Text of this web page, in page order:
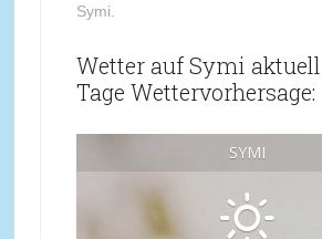
Symi.
Wetter auf Symi aktuell
Tage Wettervorhersage:
SYMI